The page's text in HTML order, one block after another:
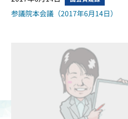
参議院本会議（2017年6月14日）